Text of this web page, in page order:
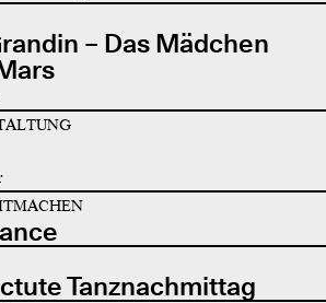
– Das Mädchen
Tanznachmittag